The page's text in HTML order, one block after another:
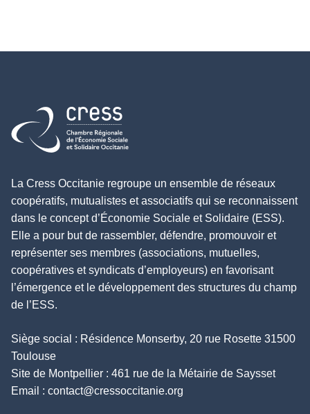
Retour à l'accueil
La Cress Occitanie regroupe un ensemble de réseaux
coopératifs, mutualistes et associatifs qui se reconnaissent
dans le concept d’Économie Sociale et Solidaire (ESS).
Elle a pour but de rassembler, défendre, promouvoir et
représenter ses membres (associations, mutuelles,
coopératives et syndicats d’employeurs) en favorisant
l’émergence et le développement des structures du champ
de l’ESS.
Siège social : Résidence Monserby, 20 rue Rosette 31500
Toulouse
Site de Montpellier : 461 rue de la Métairie de Saysset
Email : contact@cressoccitanie.org